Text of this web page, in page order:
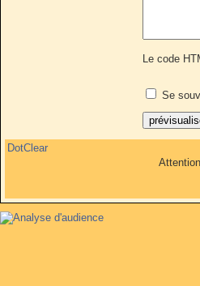
Le code
Se
DotClear